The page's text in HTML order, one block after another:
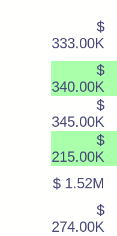
$
333.00K
$
340.00K
$
345.00K
$
215.00K
$ 1.52M
$
274.00K